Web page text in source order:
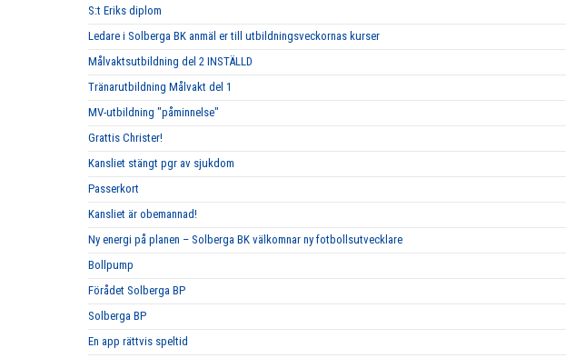
S:t Eriks diplom
Ledare i Solberga BK anmäl er till utbildningsveckornas kurser
Målvaktsutbildning del 2 INSTÄLLD
Tränarutbildning Målvakt del 1
MV-utbildning "påminnelse"
Grattis Christer!
Kansliet stängt pgr av sjukdom
Passerkort
Kansliet är obemannad!
Ny energi på planen – Solberga BK välkomnar ny fotbollsutvecklare
Bollpump
Förådet Solberga BP
Solberga BP
En app rättvis speltid